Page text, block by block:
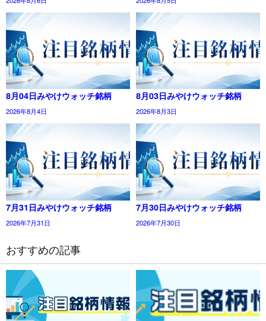
8月04日みやけウォッチ銘柄
2026年8月4日
8月03日みやけウォッチ銘柄
2026年8月3日
7月31日みやけウォッチ銘柄
2026年7月31日
7月30日みやけウォッチ銘柄
2026年7月30日
おすすめの記事